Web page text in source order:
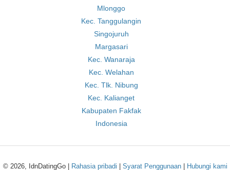
Mlonggo
Kec. Tanggulangin
Singojuruh
Margasari
Kec. Wanaraja
Kec. Welahan
Kec. Tlk. Nibung
Kec. Kalianget
Kabupaten Fakfak
Indonesia
© 2026, IdnDatingGo | Rahasia pribadi Syarat Penggunaan| Hubungi kami